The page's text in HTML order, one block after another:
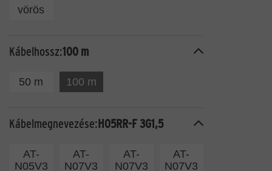
vörös
Kábelhossz:100 m
50 m 100 m
Kábelmegnevezése:H05RR-F 3G1,5
AT-
N05V3
AT-
N07V3
AT-
N07V3
AT-
N07V3